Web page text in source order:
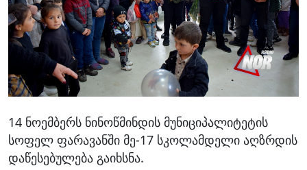
14 ნოემბერს ნინოწმინდის მუნიციპალიტეტის
სოფელ ფარავანში მე-17 სკოლამდელი აღზრდის
დაწესებულება გაიხსნა.